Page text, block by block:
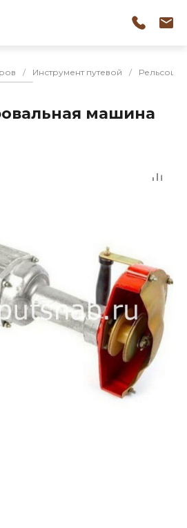
/ Инструмент путевой /
машина